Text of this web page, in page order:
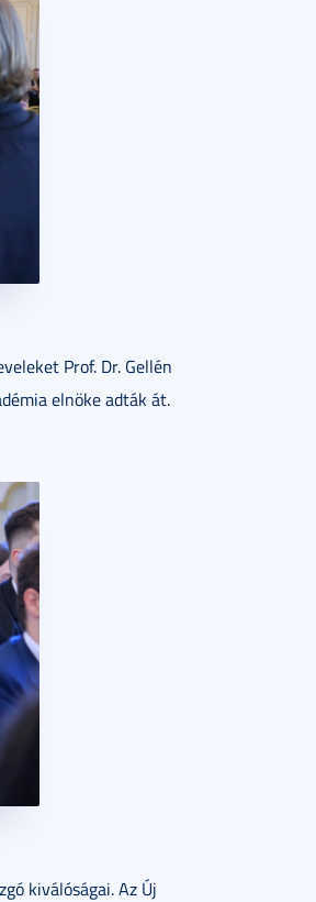
Prof. Dr. Gellén
elnöke adták át.
kiválóságai. Az Új